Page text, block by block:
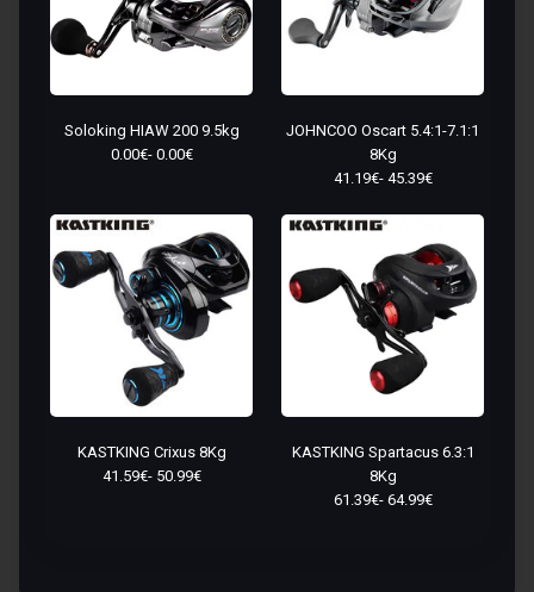
Soloking HIAW 200 9.5kg
0.00€- 0.00€
JOHNCOO Oscart 5.4:1-7.1:1
8Kg
41.19€- 45.39€
KASTKING Crixus 8Kg
41.59€- 50.99€
KASTKING Spartacus 6.3:1
8Kg
61.39€- 64.99€